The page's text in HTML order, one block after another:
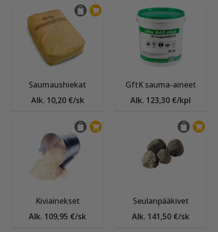
Saumaushiekat
Alk. 10,20 €/sk
GftK sauma-aineet
Alk. 123,30 €/kpl
Kiviainekset
Alk. 109,95 €/sk
Seulanpääkivet
Alk. 141,50 €/sk